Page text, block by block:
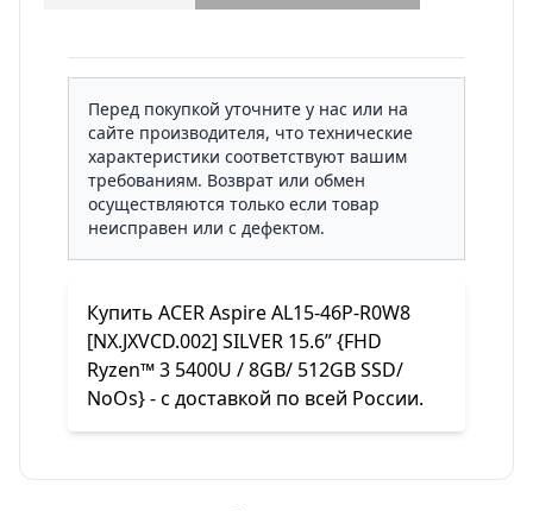
Перед покупкой уточните у нас или на
сайте производителя, что технические
характеристики соответствуют вашим
требованиям. Возврат или обмен
осуществляются только если товар
неисправен или с дефектом.
Купить ACER Aspire AL15-46P-R0W8
[NX.JXVCD.002] SILVER 15.6” {FHD
Ryzen™ 3 5400U / 8GB/ 512GB SSD/
NoOs} - с доставкой по всей России.